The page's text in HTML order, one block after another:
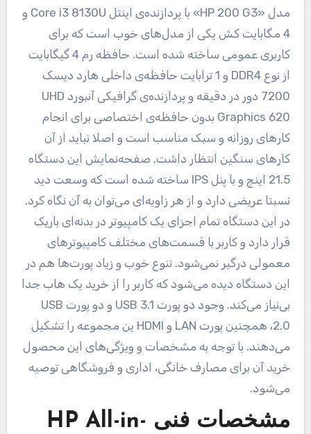
مدل «HP 200 G3» با پردازنده‌ی اینتل Core i3 8130U و
4 مگابایت کش یکی از مدل‌های خوب است که برای
کاربری عمومی ساخته شده است. حافظه رم 4 گیگابایت
از نوع DDR4 و 1 ترابایت حافظه‌ی داخلی هارد دیسک
7200 دور در دقیقه و پردازنده‌ی گرافیکی آنبورد UHD
Graphics 620 بدون حافظه‌ی اختصاصی برای انجام
کارهای روزانه و سبک مناسب است و اصلا نباید از آن
کارهای سنگین انتظار داشت. صفحه‌نمایش این دستگاه
21.5 اینچ و با پنل IPS ساخته شده است که وسعت دید
نسبتا عریضی دارد و از هر زاویه‌ای می‌توان به آن نگاه کرد.
در این دستگاه تمام اجزای یک کامپیوتر در بدنه‌ای باریک
قرار دارد و کاربر با قسمت‌های مختلف کامپیوترهای
معمولی درگیر نمی‌شود. تنوع خوب و زیاد پورت‌ها هم در
این دستگاه دیده می‌شود که کاربر را از خرید یک هاب جدا
بی‌نیاز می‌کند. وجود دو پورت USB 3.1 و دو پورت USB
2.0، همچنین پورت LAN و HDMI ین مجموعه را تشکیل
می‌دهند. با توجه به مشخصات و ویژگی‌های این محصول
خرید آن برای مصارف خانگی، اداری و فروشگاهی توصیه
می‌شود.
مشخصات فنی HP All-in-